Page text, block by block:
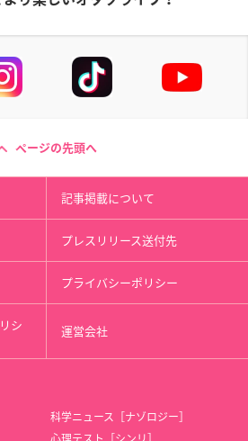
ページの先頭へ
記事掲載について
プレスリリース送付先
プライバシーポリシー
シ 運営会社
科学ニュース［ナゾロジー］